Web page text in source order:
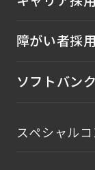
障がい者採用
ソフトバン
スペシャル